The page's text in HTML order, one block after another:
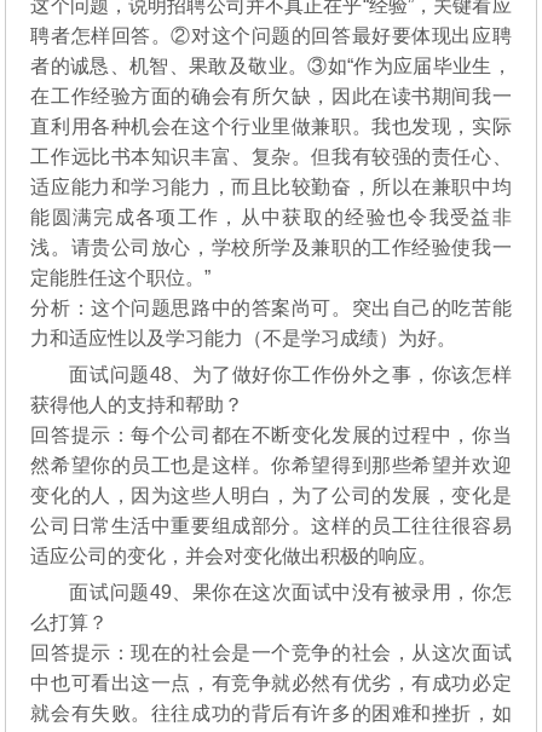
这个问题，说明招聘公司并不真正在乎“经验”，关键看应
聘者怎样回答。②对这个问题的回答最好要体现出应聘
者的诚恳、机智、果敢及敬业。③如“作为应届毕业生，
在工作经验方面的确会有所欠缺，因此在读书期间我一
直利用各种机会在这个行业里做兼职。我也发现，实际
工作远比书本知识丰富、复杂。但我有较强的责任心、
适应能力和学习能力，而且比较勤奋，所以在兼职中均
能圆满完成各项工作，从中获取的经验也令我受益非
浅。请贵公司放心，学校所学及兼职的工作经验使我一
定能胜任这个职位。”
分析：这个问题思路中的答案尚可。突出自己的吃苦能
力和适应性以及学习能力（不是学习成绩）为好。
面试问题48、为了做好你工作份外之事，你该怎样
获得他人的支持和帮助？
回答提示：每个公司都在不断变化发展的过程中，你当
然希望你的员工也是这样。你希望得到那些希望并欢迎
变化的人，因为这些人明白，为了公司的发展，变化是
公司日常生活中重要组成部分。这样的员工往往很容易
适应公司的变化，并会对变化做出积极的响应。
面试问题49、果你在这次面试中没有被录用，你怎
么打算？
回答提示：现在的社会是一个竞争的社会，从这次面试
中也可看出这一点，有竞争就必然有优劣，有成功必定
就会有失败。往往成功的背后有许多的困难和挫折，如